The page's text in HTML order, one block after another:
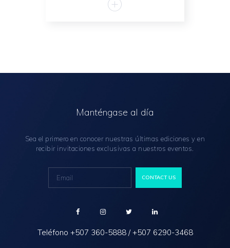
Manténgase al día
Sea el primero en conocer nuestras últimas ediciones y en
recibir invitaciones exclusivas a nuestros eventos.
Teléfono +507 360-5888/+507 6290-3468